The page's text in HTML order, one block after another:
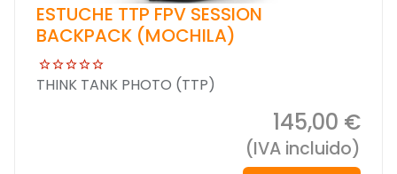
ESTUCHE TTP FPV SESSION
BACKPACK (MOCHILA)
THINK TANK PHOTO (TTP)
145,00 €
(IVA incluido)